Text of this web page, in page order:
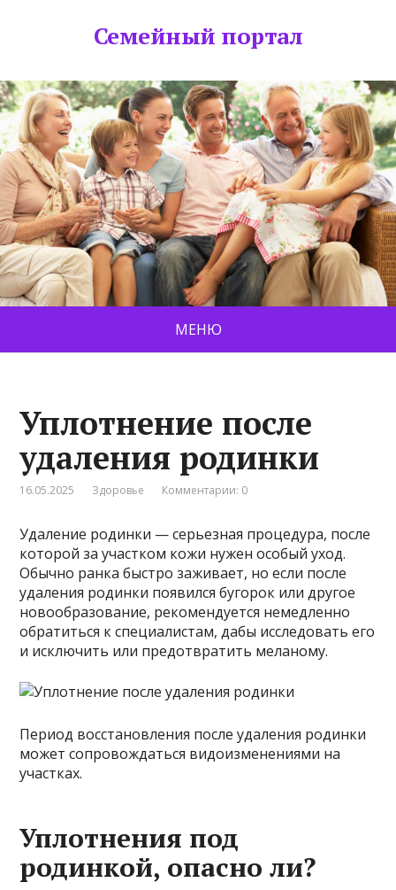
Семейный портал
МЕНЮ
Уплотнение после
удаления родинки
16.05.2025 Здоровье Комментарии: 0
Удаление родинки — серьезная процедура, после
которой за участком кожи нужен особый уход.
Обычно ранка быстро заживает, но если после
удаления родинки появился бугорок или другое
новообразование, рекомендуется немедленно
обратиться к специалистам, дабы исследовать его
и исключить или предотвратить меланому.
Период восстановления после удаления родинки
может сопровождаться видоизменениями на
участках.
Уплотнения под
родинкой, опасно ли?